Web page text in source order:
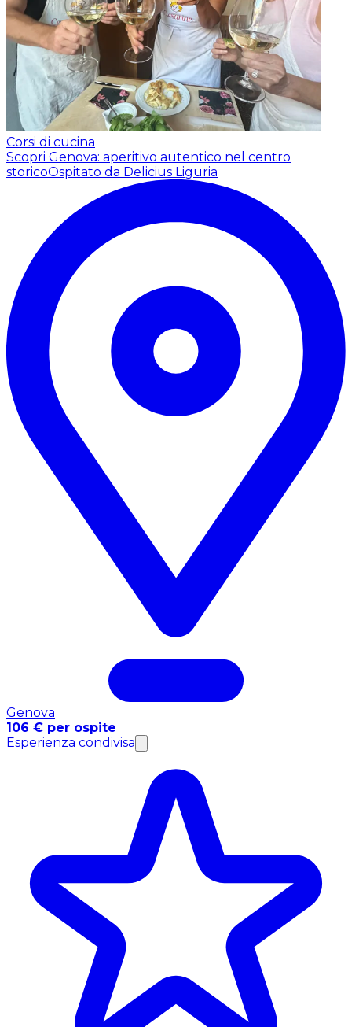
Corsi di cucina
Scopri Genova: aperitivo autentico nel centro
storicoOspitato da Delicius Liguria
Genova
106 € per ospite
Esperienza condivisa